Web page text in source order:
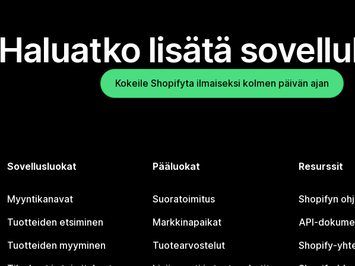
Haluatko lisätä
Kokeile Shopifyta ilmaiseksi kolmen päivän ajan
Sovellusluokat
Myyntikanavat
Tuotteiden etsiminen
Tuotteiden myyminen
Pääluokat
Suoratoimitus
Markkinapaikat
Tuotearvostelut
Resurssit
Shopifyn
API-
Shopify-